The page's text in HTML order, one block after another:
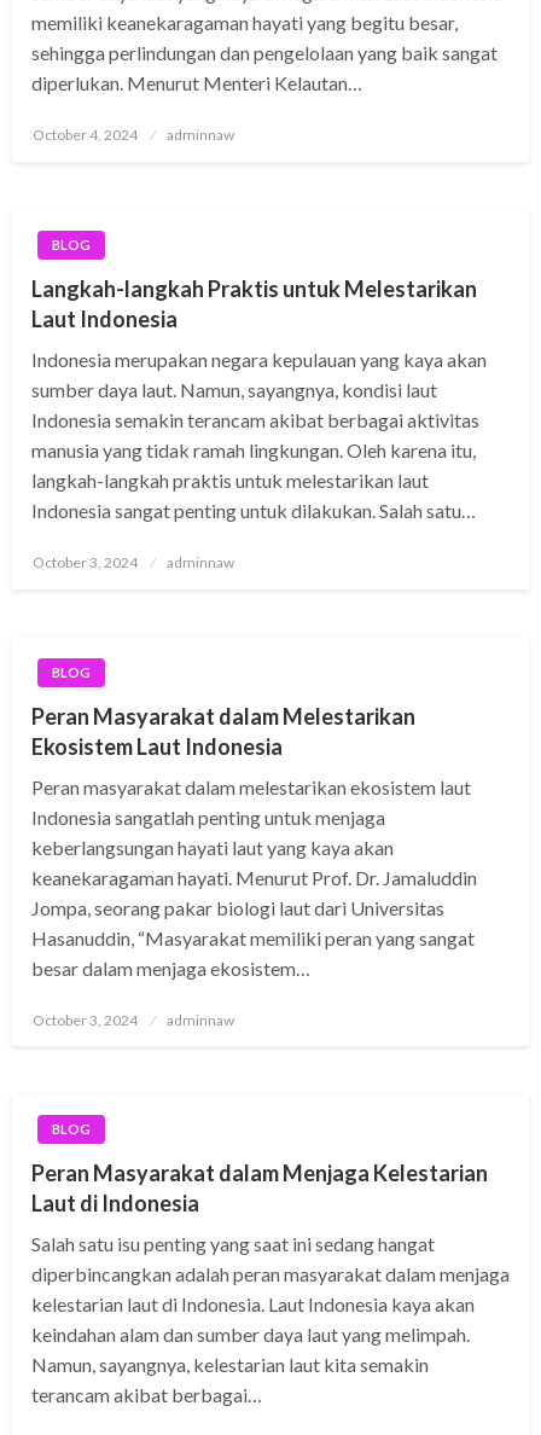
memiliki keanekaragaman hayati yang begitu besar,
sehingga perlindungan dan pengelolaan yang baik sangat
diperlukan. Menurut Menteri Kelautan…
Posted
October 4, 2024 adminnaw
BLOG
Langkah-langkah Praktis untuk Melestarikan
Laut Indonesia
Indonesia merupakan negara kepulauan yang kaya akan
sumber daya laut. Namun, sayangnya, kondisi laut
Indonesia semakin terancam akibat berbagai aktivitas
manusia yang tidak ramah lingkungan. Oleh karena itu,
langkah-langkah praktis untuk melestarikan laut
Indonesia sangat penting untuk dilakukan. Salah satu…
Posted
October 3, 2024 adminnaw
BLOG
Peran Masyarakat dalam Melestarikan
Ekosistem Laut Indonesia
Peran masyarakat dalam melestarikan ekosistem laut
Indonesia sangatlah penting untuk menjaga
keberlangsungan hayati laut yang kaya akan
keanekaragaman hayati. Menurut Prof. Dr. Jamaluddin
Jompa, seorang pakar biologi laut dari Universitas
Hasanuddin, “Masyarakat memiliki peran yang sangat
besar dalam menjaga ekosistem…
Posted
October 3, 2024 adminnaw
BLOG
Peran Masyarakat dalam Menjaga Kelestarian
Laut di Indonesia
Salah satu isu penting yang saat ini sedang hangat
diperbincangkan adalah peran masyarakat dalam menjaga
kelestarian laut di Indonesia. Laut Indonesia kaya akan
keindahan alam dan sumber daya laut yang melimpah.
Namun, sayangnya, kelestarian laut kita semakin
terancam akibat berbagai…